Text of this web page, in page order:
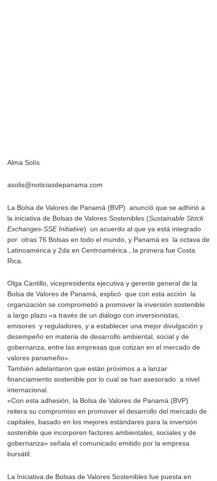
Alma Solís
asolis@noticiasdepanama.com
La Bolsa de Valores de Panamá (BVP) anunció que se adhirió a
la iniciativa de Bolsas de Valores Sostenibles (Sustainable Stock
Exchanges-SSE Initiative) un acuerdo al que ya está integrado
por otras 76 Bolsas en todo el mundo, y Panamá es la octava de
Latinoamérica y 2da en Centroamérica , la primera fue Costa
Rica.
Olga Cantillo, vicepresidenta ejecutiva y gerente general de la
Bolsa de Valores de Panamá, explicó que con esta acción la
organización se comprometió a promover la inversión sostenible
a largo plazo «a través de un diálogo con inversionistas,
emisores y reguladores, y a establecer una mejor divulgación y
desempeño en materia de desarrollo ambiental, social y de
gobernanza, entre las empresas que cotizan en el mercado de
valores panameño».
También adelantaron que están próximos a a lanzar
financiamiento sostenible por lo cual se han asesorado a nivel
internacional.
«Con esta adhesión, la Bolsa de Valores de Panamá (BVP)
reitera su compromiso en promover el desarrollo del mercado de
capitales, basado en los mejores estándares para la inversión
sostenible que incorporen factores ambientales, sociales y de
gobernanza» señala el comunicado emitido por la empresa
bursátil.
La Iniciativa de Bolsas de Valores Sostenibles fue puesta en